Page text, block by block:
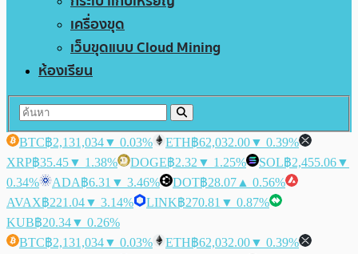
เครื่องขุด
เว็บขุดแบบ Cloud Mining
ห้องเรียน
BTC฿2,131,034▼ 0.03% ETH฿62,032.00▼ 0.39%
XRP฿35.45▼ 1.38% DOGE฿2.32 ▼ 1.25% SOL฿2,455.06▼
0.34%
ADA฿6.31 ▼ 3.46% DOT฿28.07 ▲ 0.56%
AVAX฿221.04▼ 3.14% LINK฿270.81 ▼ 0.87%
KUB฿20.34▼ 0.26%
BTC฿2,131,034▼ 0.03% ETH฿62,032.00▼ 0.39%